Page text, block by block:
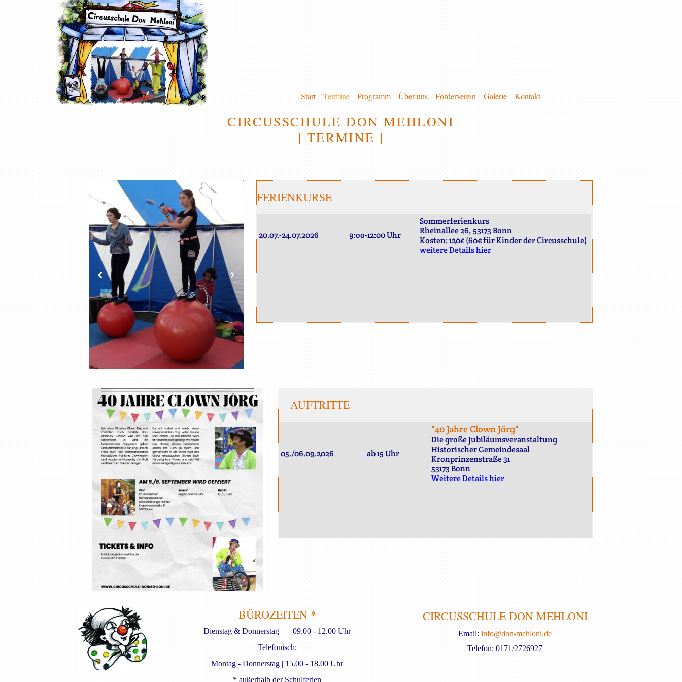
Start Termine Programm Über uns Förderverein Galerie Kontakt
CIRCUSSCHULE DON MEHLONI
| TERMINE |
FERIENKURSE
20.07.-24.07.2026 9:oo-12:00 Uhr
Sommerferienkurs
Rheinallee 26, 53173 Bonn
Kosten: 120€ (60€ für Kinder der Circusschule)
weitere Details hier
AUFTRITTE
05./06.09.2026 ab 15 Uhr
"40 Jahre Clown Jörg"
Die große Jubiläumsveranstaltung
Historischer Gemeindesaal
Kronprinzenstraße 31
53173 Bonn
Weitere Details hier
BÜROZEITEN *
Dienstag & Donnerstag | 09.00 - 12.00 Uhr
Telefonisch:
Montag - Donnerstag | 15.00 - 18.00 Uhr
* außerhalb der Schulferien
CIRCUSSCHULE DON MEHLONI
Email:info@don-mehloni.de
Telefon: 0171/2726927